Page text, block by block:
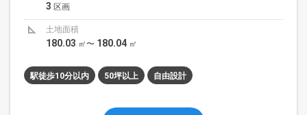
3 区画
土地面積
180.03 ㎡〜 180.04 ㎡
駅徒歩10分以内 50坪以上 自由設計